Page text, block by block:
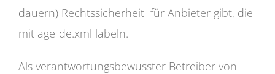
dauern) Rechtssicherheit für Anbieter gibt, die
mit age-de.xml labeln.
Als verantwortungsbewusster Betreiber von